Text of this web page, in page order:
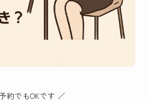
約でもOKです ／